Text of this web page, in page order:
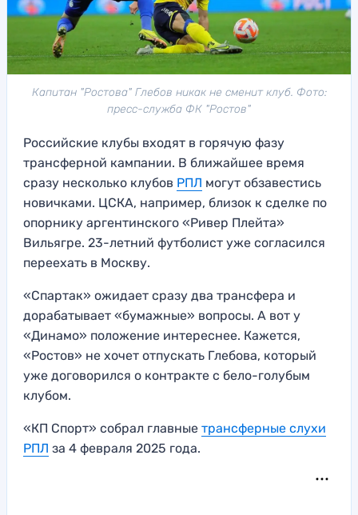
Капитан "Ростова" Глебов никак не сменит клуб. Фото:
пресс-служба ФК "Ростов"
Российские клубы входят в горячую фазу
трансферной кампании. В ближайшее время
сразу несколько клубов РПЛ могут обзавестись
новичками. ЦСКА, например, близок к сделке по
опорнику аргентинского «Ривер Плейта»
Вильягре. 23-летний футболист уже согласился
переехать в Москву.
«Спартак» ожидает сразу два трансфера и
дорабатывает «бумажные» вопросы. А вот у
«Динамо» положение интереснее. Кажется,
«Ростов» не хочет отпускать Глебова, который
уже договорился о контракте с бело-голубым
клубом.
«КП Спорт» собрал главные трансферные слухи
РПЛ за 4 февраля 2025 года.